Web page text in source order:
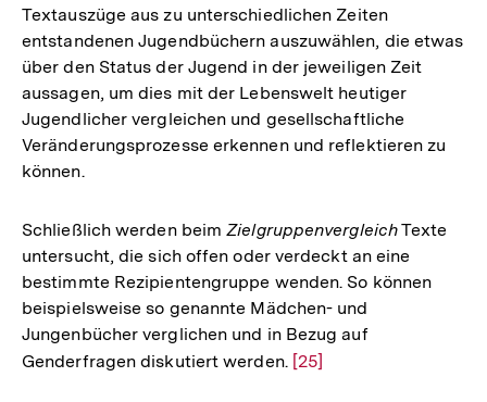
Textauszüge aus zu unterschiedlichen Zeiten
entstandenen Jugendbüchern auszuwählen, die etwas
über den Status der Jugend in der jeweiligen Zeit
aussagen, um dies mit der Lebenswelt heutiger
Jugendlicher vergleichen und gesellschaftliche
Veränderungsprozesse erkennen und reflektieren zu
können.
Schließlich werden beimZielgruppenvergleichTexte
untersucht, die sich offen oder verdeckt an eine
bestimmte Rezipientengruppe wenden. So können
beispielsweise so genannte Mädchen- und
Jungenbücher verglichen und in Bezug auf
Genderfragen diskutiert werden. Zur
[25]